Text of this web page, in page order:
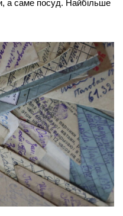
а саме посуд. Найбільше